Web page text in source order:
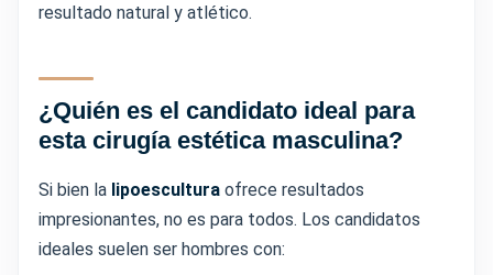
resultado natural y atlético.
¿Quién es el candidato ideal para
esta cirugía estética masculina?
Si bien la lipoescultura ofrece resultados
impresionantes, no es para todos. Los candidatos
ideales suelen ser hombres con: